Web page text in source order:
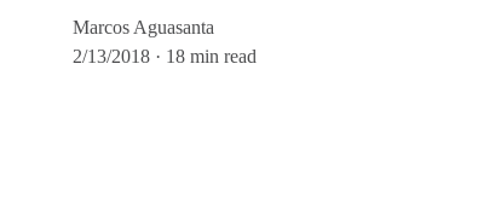
Marcos Aguasanta
2/13/2018
18 min read